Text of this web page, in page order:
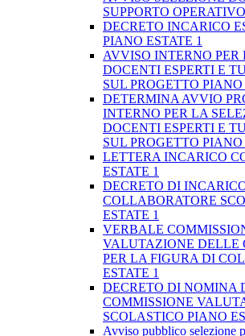
SUPPORTO
DECRETO INCARICO
PIANO ESTATE 1
AVVISO INTERNO
DOCENTI ESPERTI E
SUL PROGETTO PIANO
DETERMINA AVVIO
INTERNO PER LA
DOCENTI ESPERTI E
SUL PROGETTO PIANO
LETTERA INCARICO
ESTATE 1
DECRETO DI
COLLABORATORE
ESTATE 1
VERBALE
VALUTAZIONE DELLE
PER LA FIGURA DI
ESTATE 1
DECRETO DI NOMINA
COMMISSIONE
SCOLASTICO PIANO
Avviso pubblico selezione